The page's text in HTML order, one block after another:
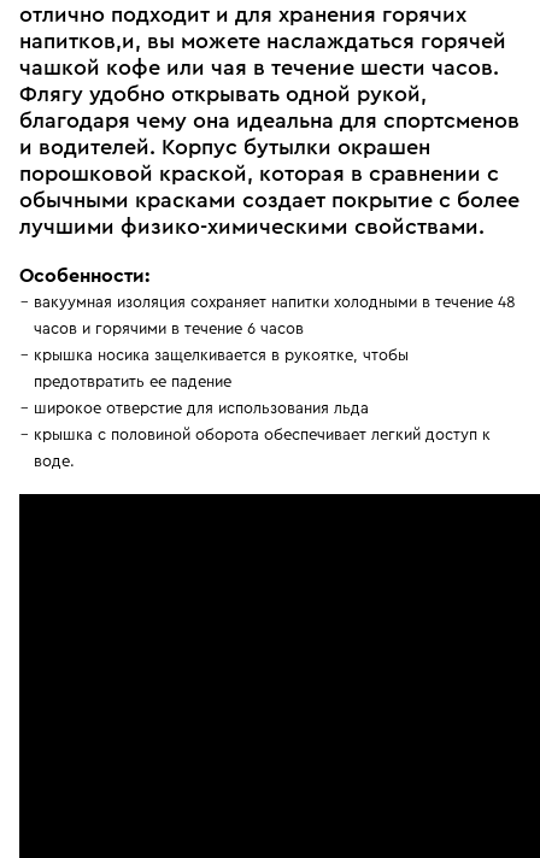
отлично подходит и для хранения горячих
напитков,и, вы можете наслаждаться горячей
чашкой кофе или чая в течение шести часов.
Флягу удобно открывать одной рукой,
благодаря чему она идеальна для спортсменов
и водителей. Корпус бутылки окрашен
порошковой краской, которая в сравнении с
обычными красками создает покрытие с более
лучшими физико-химическими свойствами.
Особенности:
вакуумная изоляция сохраняет напитки холодными в течение 48
часов и горячими в течение 6 часов
крышка носика защелкивается в рукоятке, чтобы
предотвратить ее падение
широкое отверстие для использования льда
крышка с половиной оборота обеспечивает легкий доступ к
воде.